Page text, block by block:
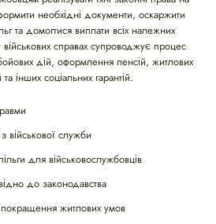
необхідні документи, оскаржити
та домогтися виплати всіх належних
справах супроводжує процес
бойових дій, оформлення пенсій, житлових
інших соціальних гарантій.
військової служби
для військовослужбовців
до законодавства
покращення житлових умов